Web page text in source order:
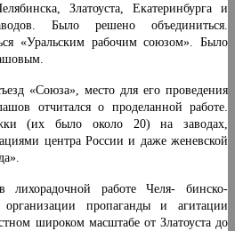
Златоуста, Екатеринбурга и
Было решено объединиться.
«Уральским рабочим союзом». Было
«Союза», место для его проведения
отчитал­ся о проделанной работе.
(их было около 20) на заводах,
центра России и даже женевской
работе Челя- бинско-
пропаган­ды и агитации
широком масштабе от Златоуста до